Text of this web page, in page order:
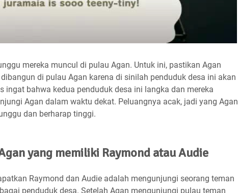
mereka muncul di pulau Agan. Untuk ini, pastikan Agan
di pulau Agan karena di sinilah penduduk desa ini akan
ingat bahwa kedua penduduk desa ini langka dan mereka
Agan dalam waktu dekat. Peluangnya acak, jadi yang Agan
dan berharap tinggi.
yang memiliki Raymond atau Audie
Raymond dan Audie adalah mengunjungi seorang teman
penduduk desa. Setelah Agan mengunjungi pulau teman